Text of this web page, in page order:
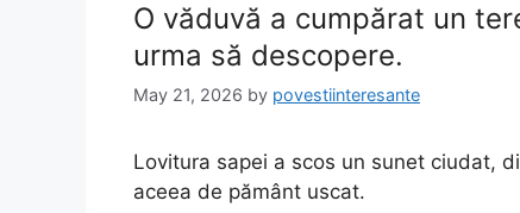
O văduvă a cumpărat un
urma să descopere.
May 21, 2026 by povestiinteresante
Lovitura sapei a scos un sunet ciudat,
aceea de pământ uscat.